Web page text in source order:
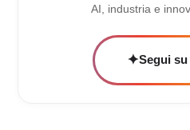
AI, industria e
✦Segui